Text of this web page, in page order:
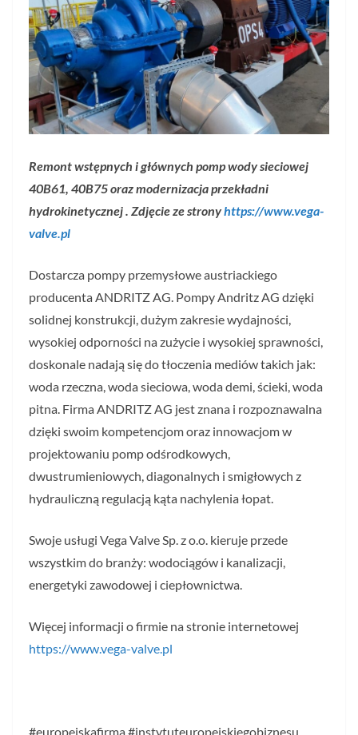
Remont wstępnych i głównych pomp wody sieciowej
40B61, 40B75 oraz modernizacja przekładni
hydrokinetycznej . Zdjęcie ze stronyhttps://www.vega-
valve.pl
Dostarcza pompy przemysłowe austriackiego
producenta ANDRITZ AG. Pompy Andritz AG dzięki
solidnej konstrukcji, dużym zakresie wydajności,
wysokiej odporności na zużycie i wysokiej sprawności,
doskonale nadają się do tłoczenia mediów takich jak:
woda rzeczna, woda sieciowa, woda demi, ścieki, woda
pitna. Firma ANDRITZ AG jest znana i rozpoznawalna
dzięki swoim kompetencjom oraz innowacjom w
projektowaniu pomp odśrodkowych,
dwustrumieniowych, diagonalnych i smigłowych z
hydrauliczną regulacją kąta nachylenia łopat.
Swoje usługi Vega Valve Sp. z o.o. kieruje przede
wszystkim do branży: wodociągów i kanalizacji,
energetyki zawodowej i ciepłownictwa.
Więcej informacji o firmie na stronie internetowej
https://www.vega-valve.pl
#europejskafirma #instytuteuropejskiegobiznesu